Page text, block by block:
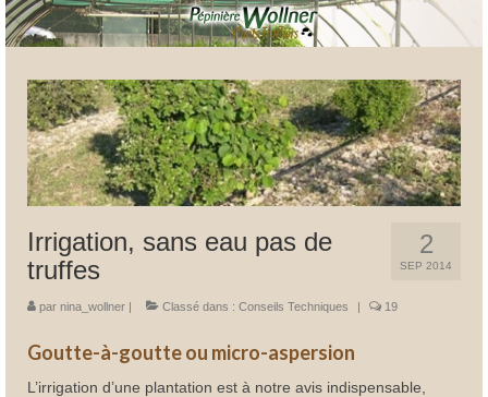
2
SEP 2014
Irrigation, sans eau pas de
truffes
par nina_wollner | Classé dans : Conseils Techniques | 19
Goutte-à-goutte ou micro-aspersion
L’irrigation d’une plantation est à notre avis indispensable,